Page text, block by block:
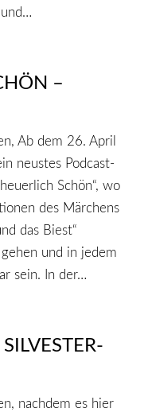
–
Ab dem 26. April
neustes Podcast-
Schön“, wo
des Märchens
das Biest“
und in jedem
sein. In der…
nachdem es hier